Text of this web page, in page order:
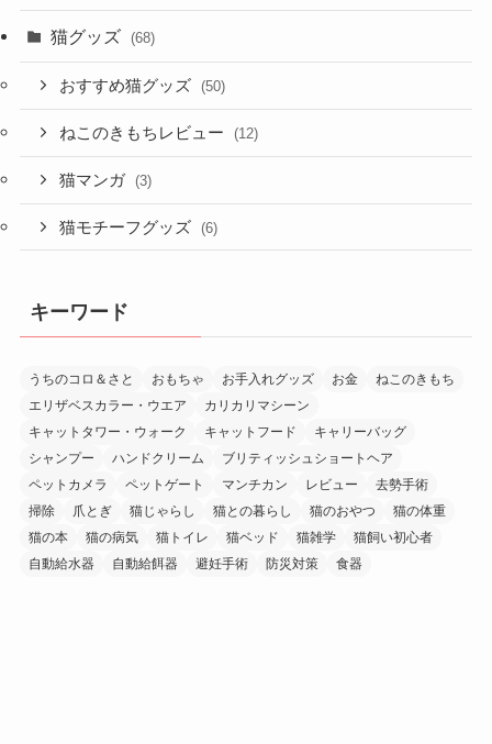
猫グッズ (68)
おすすめ猫グッズ (50)
ねこのきもちレビュー (12)
猫マンガ (3)
猫モチーフグッズ (6)
キーワード
うちのコロ＆さと おもちゃ お手入れグッズ お金
ねこのきもち
エリザベスカラー・ウエア
カリカリマシーン
キャットタワー・ウォーク
キャットフード
キャリーバッグ
シャンプー
ハンドクリーム
ブリティッシュショートヘア
ペットカメラ
ペットゲート マンチカン レビュー
去勢手術
掃除
爪とぎ 猫じゃらし 猫との暮らし 猫のおやつ
猫の体重
猫の本
猫の病気 猫トイレ 猫ベッド 猫雑学
猫飼い初心者
自動給水器
自動給餌器 避妊手術 防災対策 食器